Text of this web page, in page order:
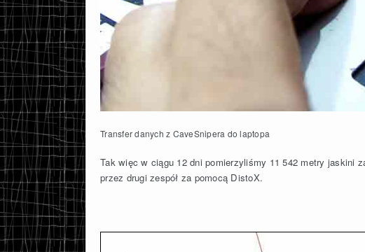
Transfer danych z CaveSnipera do laptopa
Tak więc w ciągu 12 dni pomierzyliśmy 11 542 metry jaskini
przez drugi zespół za pomocą DistoX.